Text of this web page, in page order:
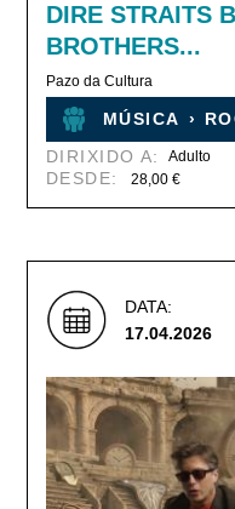
DIRE STRAITS
BROTHERS...
Pazo da Cultura
MÚSICA ›
DIRIXIDO A:
Adulto
DESDE: 28,00 €
DATA:
17.04.2026